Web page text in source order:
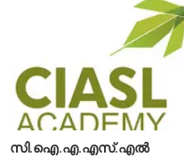
കാണാതായി, 47,773 പേരെ
സി.ഐ.എ.എസ്.എൽ